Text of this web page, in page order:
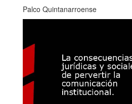
Palco Quintanarroense